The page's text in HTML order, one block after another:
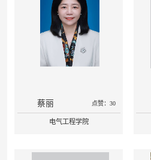
蔡丽 点赞：30
电气工程学院